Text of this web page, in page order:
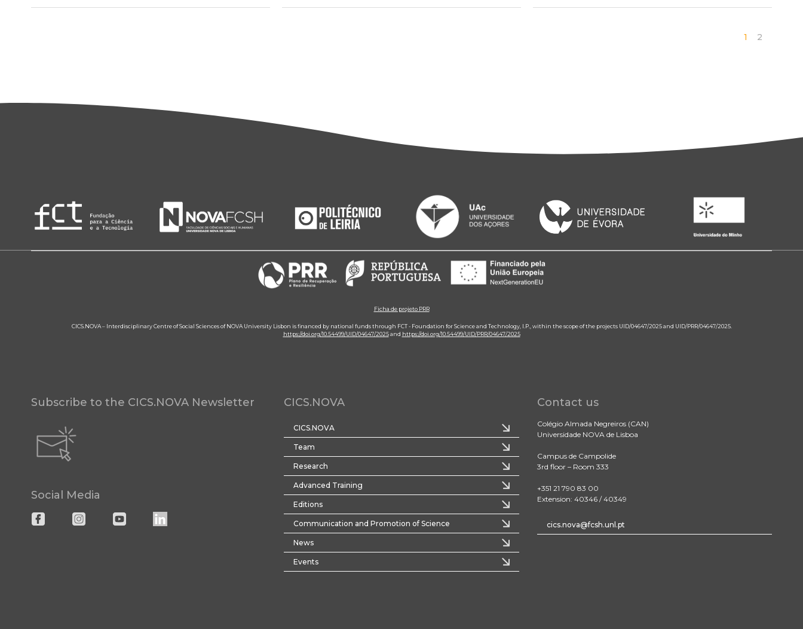
1 2
Ficha de projeto PRR
CICS.NOVA – Interdisciplinary Centre of Social Sciences of NOVA University Lisbon is financed by national funds through FCT - Foundation for Science and Technology, I.P., within the scope of the projects UID/04647/2025 and UID/PRR/04647/2025.
https://doi.org/10.54499/UID/04647/2025and https://doi.org/10.54499/UID/PRR/04647/2025
Subscribe to the CICS.NOVA Newsletter
Social Media
CICS.NOVA
CICS.NOVA
Team
Research
Advanced Training
Editions
Communication and Promotion of Science
News
Events
Contact us
Colégio Almada Negreiros (CAN)
Universidade NOVA de Lisboa
Campus de Campolide
3rd floor – Room 333
+351 21 790 83 00
Extension: 40346 / 40349
cics.nova@fcsh.unl.pt